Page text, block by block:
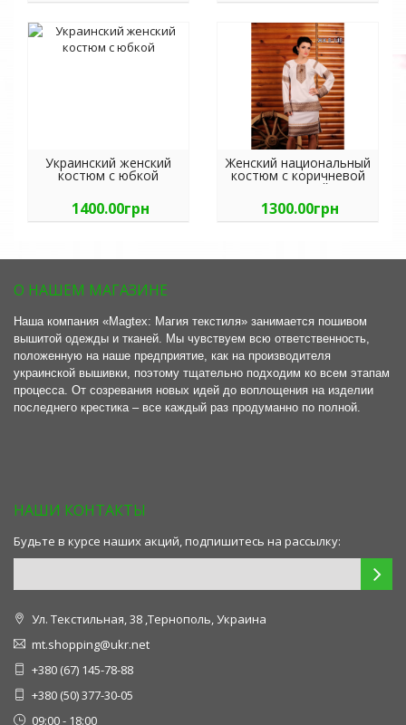
Украинский женский
костюм с юбкой
1400.00грн
Женский национальный
костюм с коричневой
вышивкой
1300.00грн
О НАШЕМ МАГАЗИНЕ
Наша компания «Magtex: Магия текстиля» занимается пошивом
вышитой одежды и тканей. Мы чувствуем всю ответственность,
положенную на наше предприятие, как на производителя
украинской вышивки, поэтому тщательно подходим ко всем этапам
процесса. От созревания новых идей до воплощения на изделии
последнего крестика – все каждый раз продуманно по полной.
НАШИ КОНТАКТЫ
Будьте в курсе наших акций, подпишитесь на рассылку:
Ул. Текстильная, 38 ,Тернополь, Украина
mt.shopping@ukr.net
+380 (67) 145-78-88
+380 (50) 377-30-05
09:00 - 18:00